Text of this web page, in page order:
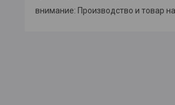
внимание: Производство и товар